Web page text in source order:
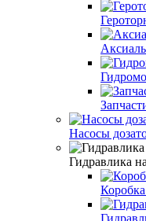
Насосы
Гидравлика